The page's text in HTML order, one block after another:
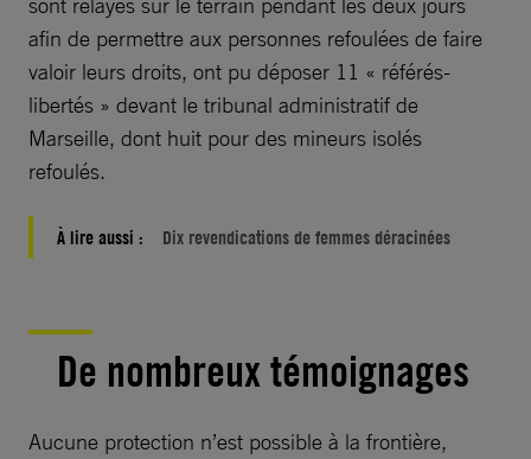
afin de permettre aux personnes refoulées de faire
valoir leurs droits, ont pu déposer 11 « référés-
libertés » devant le tribunal administratif de
Marseille, dont huit pour des mineurs isolés
refoulés.
À lire aussi : Dix revendications de femmes déracinées
De nombreux témoignages
Aucune protection n’est possible à la frontière,